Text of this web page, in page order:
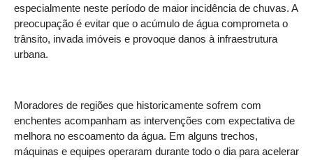
especialmente neste período de maior incidência de chuvas. A
preocupação é evitar que o acúmulo de água comprometa o
trânsito, invada imóveis e provoque danos à infraestrutura
urbana.
Moradores de regiões que historicamente sofrem com
enchentes acompanham as intervenções com expectativa de
melhora no escoamento da água. Em alguns trechos,
máquinas e equipes operaram durante todo o dia para acelerar